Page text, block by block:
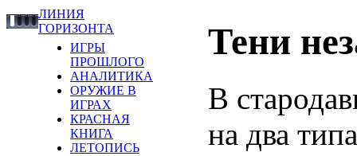
ЛИНИЯ
ГОРИЗОНТА
ИГРЫ
ПРОШЛОГО
АНАЛИТИКА
ОРУЖИЕ В
ИГРАХ
КРАСНАЯ
КНИГА
ЛЕТОПИСЬ
Тени
В
на два